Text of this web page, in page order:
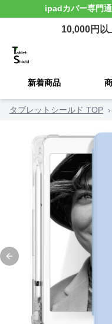
ipadカバー専門
10,000円以
新着商品
タブレットシールド TOP ›
Previous slide